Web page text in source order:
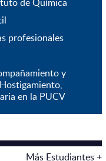
profesionales
y
en la PUCV
Más Estudiantes +